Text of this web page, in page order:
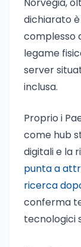
dichiarato
complesso
legame
server
inclusa.
Proprio i
come hub
digitali e la
punta a
ricerca
conferma
tecnologici